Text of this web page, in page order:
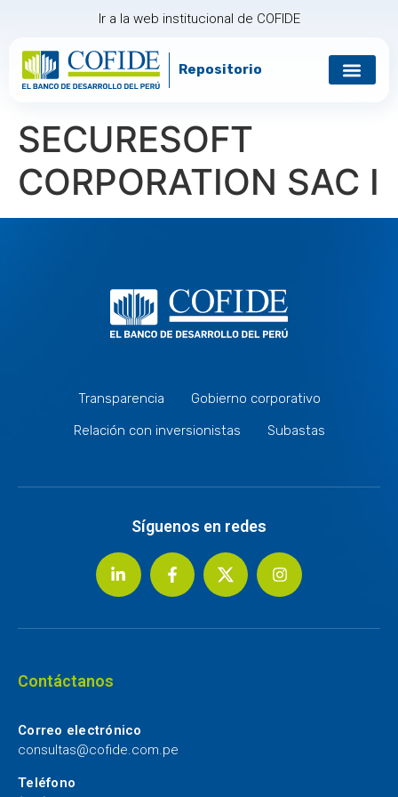
Ir a la web institucional de COFIDE
Repositorio
SECURESOFT
CORPORATION SAC I
Transparencia
Gobierno corporativo
Relación con inversionistas
Subastas
Síguenos en redes
Contáctanos
Correo electrónico
consultas@cofide.com.pe
Teléfono